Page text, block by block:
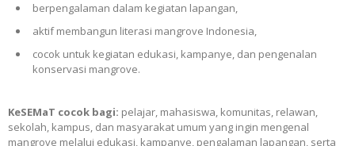
berpengalaman dalam kegiatan lapangan,
aktif membangun literasi mangrove Indonesia,
cocok untuk kegiatan edukasi, kampanye, dan pengenalan
konservasi mangrove.
KeSEMaT cocok bagi: pelajar, mahasiswa, komunitas, relawan,
sekolah, kampus, dan masyarakat umum yang ingin mengenal
mangrove melalui edukasi, kampanye, pengalaman lapangan, serta